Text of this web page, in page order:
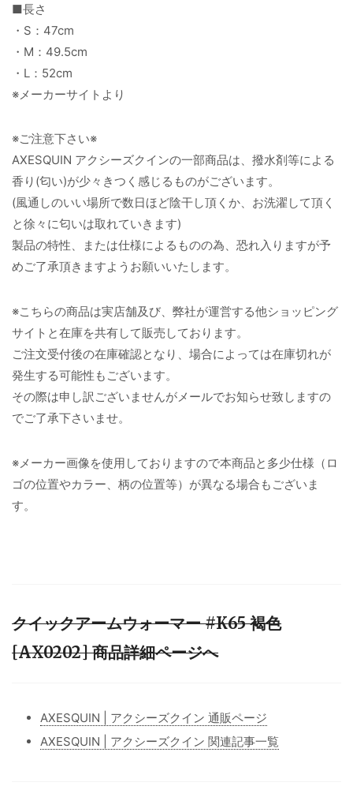
■長さ
・S：47cm
・M：49.5cm
・L：52cm
※メーカーサイトより
※ご注意下さい※
AXESQUIN アクシーズクインの一部商品は、撥水剤等による
香り(匂い)が少々きつく感じるものがございます。
(風通しのいい場所で数日ほど陰干し頂くか、お洗濯して頂く
と徐々に匂いは取れていきます)
製品の特性、または仕様によるものの為、恐れ入りますが予
めご了承頂きますようお願いいたします。
※こちらの商品は実店舗及び、弊社が運営する他ショッピング
サイトと在庫を共有して販売しております。
ご注文受付後の在庫確認となり、場合によっては在庫切れが
発生する可能性もございます。
その際は申し訳ございませんがメールでお知らせ致しますの
でご了承下さいませ。
※メーカー画像を使用しておりますので本商品と多少仕様（ロ
ゴの位置やカラー、柄の位置等）が異なる場合もございま
す。
クイックアームウォーマー #K65 褐色
[AX0202] 商品詳細ページへ
AXESQUIN | アクシーズクイン 通販ページ
AXESQUIN | アクシーズクイン 関連記事一覧